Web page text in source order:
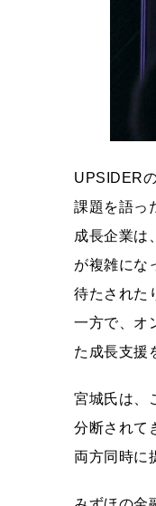
UPSIDER
課題を語っ
成長企業は
が複雑にな
待たされた
一方で、オ
た成長支援
宮城氏は、
分断されて
両方同時に